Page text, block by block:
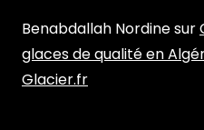
Benabdallah Nordinesur
glaces de qualité en
Glacier.fr